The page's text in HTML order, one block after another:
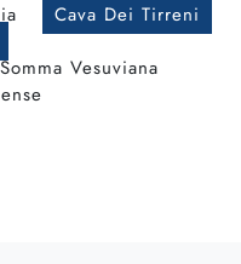
Cava Dei Tirreni
Somma Vesuviana